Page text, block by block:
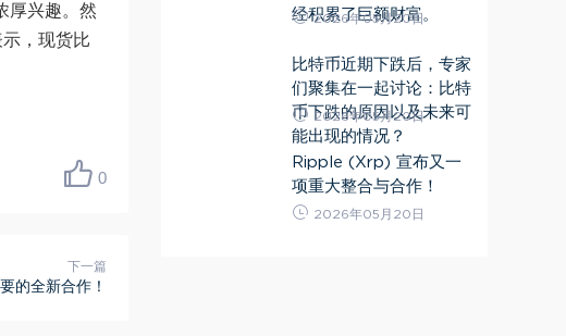
厚兴趣。然
，现货比
0
下一篇
的全新合作！
经积累了巨额财富。
2026年05月20日
比特币近期下跌后，专家
们聚集在一起讨论：比特
币下跌的原因以及未来可
能出现的情况？
2026年05月20日
Ripple (Xrp) 宣布又一
项重大整合与合作！
2026年05月20日